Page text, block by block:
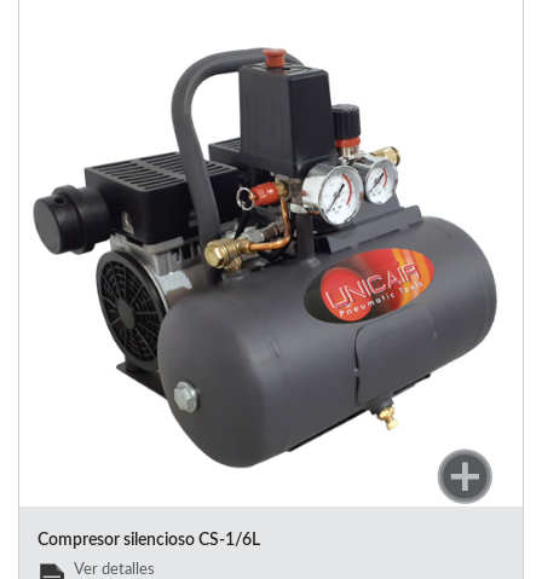
Compresor silencioso CS-1/6L
Ver detalles